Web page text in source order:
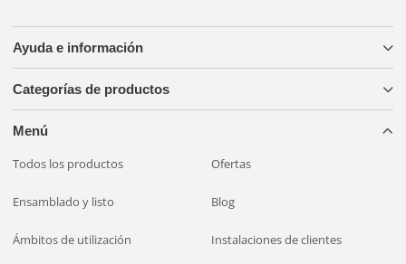
Ayuda e información
Categorías de productos
Menú
Todos los productos Ofertas
Ensamblado y listo Blog
Ámbitos de utilización Instalaciones de clientes